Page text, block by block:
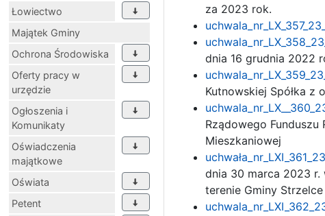
Łowiectwo
Majątek Gminy
Ochrona Środowiska
Oferty pracy w
urzędzie
Ogłoszenia i
Komunikaty
Oświadczenia
majątkowe
Oświata
Petent
za 2023 rok.
dnia 16 grudnia 2022
Kutnowskiej Spółka z
Rządowego
Mieszkaniowej
dnia 30 marca 2023
terenie Gminy